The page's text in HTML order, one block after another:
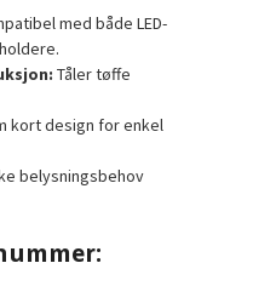
med både LED-
Tåler tøffe
kort design for enkel
belysningsbehov